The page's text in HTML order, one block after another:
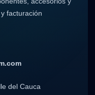
facturación
del Cauca